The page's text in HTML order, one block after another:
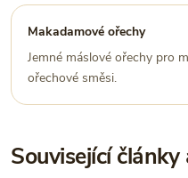
Makadamové ořechy
Jemné máslové ořechy pro
ořechové směsi.
Související